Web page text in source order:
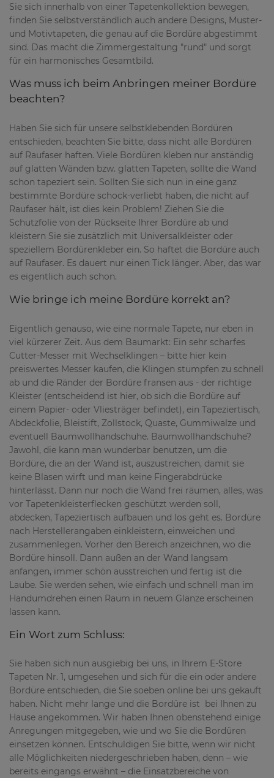
Sie sich innerhalb von einer Tapetenkollektion bewegen,
finden Sie selbstverständlich auch andere Designs, Muster-
und Motivtapeten, die genau auf die Bordüre abgestimmt
sind. Das macht die Zimmergestaltung "rund" und sorgt
für ein harmonisches Gesamtbild.
Was muss ich beim Anbringen meiner Bordüre
beachten?
Haben Sie sich für unsere selbstklebenden Bordüren
entschieden, beachten Sie bitte, dass nicht alle Bordüren
auf Raufaser haften. Viele Bordüren kleben nur anständig
auf glatten Wänden bzw. glatten Tapeten, sollte die Wand
schon tapeziert sein. Sollten Sie sich nun in eine ganz
bestimmte Bordüre schock-verliebt haben, die nicht auf
Raufaser hält, ist dies kein Problem! Ziehen Sie die
Schutzfolie von der Rückseite Ihrer Bordüre ab und
kleistern Sie sie zusätzlich mit Universalkleister oder
speziellem Bordürenkleber ein. So haftet die Bordüre auch
auf Raufaser. Es dauert nur einen Tick länger. Aber, das war
es eigentlich auch schon.
Wie bringe ich meine Bordüre korrekt an?
Eigentlich genauso, wie eine normale Tapete, nur eben in
viel kürzerer Zeit. Aus dem Baumarkt: Ein sehr scharfes
Cutter-Messer mit Wechselklingen – bitte hier kein
preiswertes Messer kaufen, die Klingen stumpfen zu schnell
ab und die Ränder der Bordüre fransen aus - der richtige
Kleister (entscheidend ist hier, ob sich die Bordüre auf
einem Papier- oder Vliesträger befindet), ein Tapeziertisch,
Abdeckfolie, Bleistift, Zollstock, Quaste, Gummiwalze und
eventuell Baumwollhandschuhe. Baumwollhandschuhe?
Jawohl, die kann man wunderbar benutzen, um die
Bordüre, die an der Wand ist, auszustreichen, damit sie
keine Blasen wirft und man keine Fingerabdrücke
hinterlässt. Dann nur noch die Wand frei räumen, alles, was
vor Tapetenkleisterflecken geschützt werden soll,
abdecken, Tapeziertisch aufbauen und los geht es. Bordüre
nach Herstellerangaben einkleistern, einweichen und
zusammenlegen. Vorher den Bereich anzeichnen, wo die
Bordüre hinsoll. Dann außen an der Wand langsam
anfangen, immer schön ausstreichen und fertig ist die
Laube. Sie werden sehen, wie einfach und schnell man im
Handumdrehen einen Raum in neuem Glanze erscheinen
lassen kann.
Ein Wort zum Schluss:
Sie haben sich nun ausgiebig bei uns, in Ihrem E-Store
Tapeten Nr. 1, umgesehen und sich für die ein oder andere
Bordüre entschieden, die Sie soeben online bei uns gekauft
haben. Nicht mehr lange und die Bordüre ist bei Ihnen zu
Hause angekommen. Wir haben Ihnen obenstehend einige
Anregungen mitgegeben, wie und wo Sie die Bordüren
einsetzen können. Entschuldigen Sie bitte, wenn wir nicht
alle Möglichkeiten niedergeschrieben haben, denn – wie
bereits eingangs erwähnt – die Einsatzbereiche von